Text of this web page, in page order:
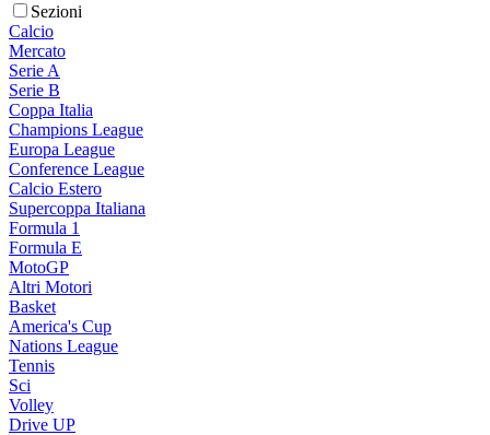
Sezioni
Calcio
Mercato
Serie A
Serie B
Coppa Italia
Champions League
Europa League
Conference League
Calcio Estero
Supercoppa Italiana
Formula 1
Formula E
MotoGP
Altri Motori
Basket
America's Cup
Nations League
Tennis
Sci
Volley
Drive UP